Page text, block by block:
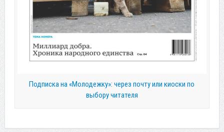
Подписка на «Молодежку»: через почту или киоски по
выбору читателя